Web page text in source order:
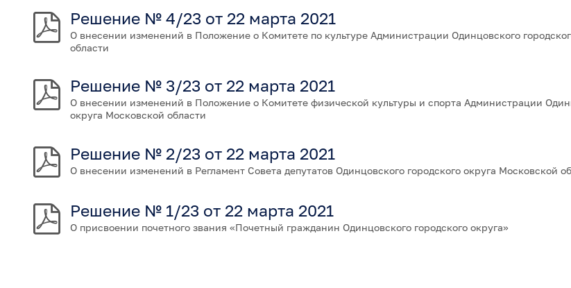
Решение № 4/23 от 22 марта 2021
О внесении изменений в Положение о Комитете по культуре Администрации Одинцовского
области
Решение № 3/23 от 22 марта 2021
О внесении изменений в Положение о Комитете физической культуры и спорта Администрации
округа Московской области
Решение № 2/23 от 22 марта 2021
О внесении изменений в Регламент Совета депутатов Одинцовского городского округа Московской
Решение № 1/23 от 22 марта 2021
О присвоении почетного звания «Почетный гражданин Одинцовского городского округа»